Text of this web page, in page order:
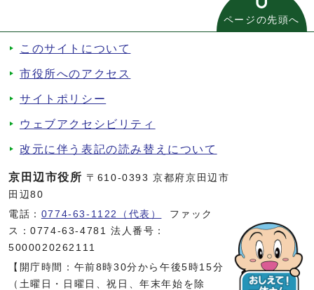
ページの先頭へ
このサイトについて
市役所へのアクセス
サイトポリシー
ウェブアクセシビリティ
改元に伴う表記の読み替えについて
京田辺市役所 〒610-0393 京都府京田辺市
田辺80
電話： 0774-63-1122（代表）
ファック
ス：0774-63-4781 法人番号：
5000020262111
【開庁時間：午前8時30分から午後5時15分
（土曜日・日曜日、祝日、年末年始を除